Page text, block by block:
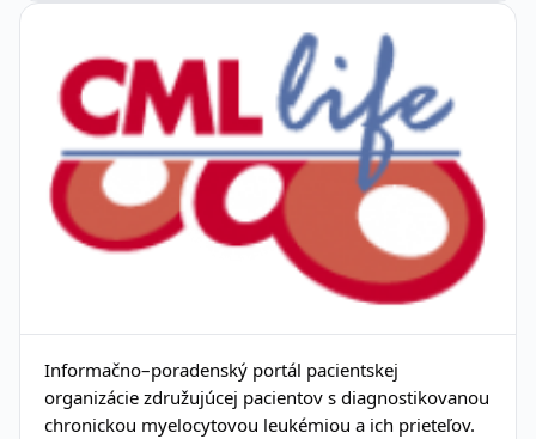
Informačno–poradenský portál pacientskej
organizácie združujúcej pacientov s diagnostikovanou
chronickou myelocytovou leukémiou a ich prieteľov.